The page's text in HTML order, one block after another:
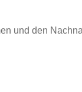
und den